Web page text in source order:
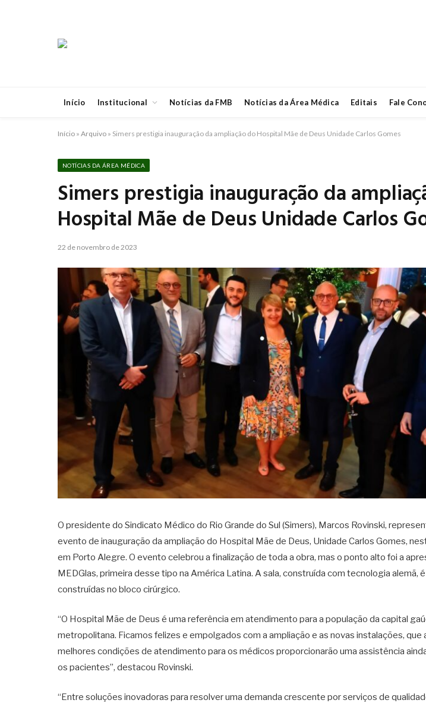
Início Institucional Notícias da FMB Notícias da Área Médica Editais Fale
Início » Arquivo » Simers prestigia inauguração da ampliação do Hospital Mãe de Deus Unidade Carlos Gomes
NOTÍCIAS DA ÁREA MÉDICA
Simers prestigia inauguração da
Hospital Mãe de Deus Unidade Carlos
22 de novembro de 2023
O presidente do Sindicato Médico do Rio Grande do Sul (Simers), Marcos Rovinski,
evento de inauguração da ampliação do Hospital Mãe de Deus, Unidade Carlos Gomes,
em Porto Alegre. O evento celebrou a finalização de toda a obra, mas o ponto alto foi a
MEDGlas, primeira desse tipo na América Latina. A sala, construída com tecnologia alemã,
construídas no bloco cirúrgico.
“O Hospital Mãe de Deus é uma referência em atendimento para a população da capital
metropolitana. Ficamos felizes e empolgados com a ampliação e as novas instalações,
melhores condições de atendimento para os médicos proporcionarão uma assistência
os pacientes”, destacou Rovinski.
“Entre soluções inovadoras para resolver uma demanda crescente por serviços de